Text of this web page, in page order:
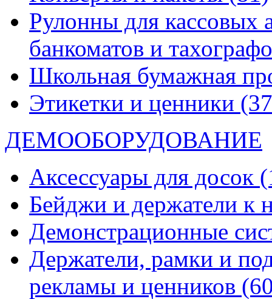
Рулонны для кассовых
банкоматов и
Школьная бумажная
Этикетки и ценники
ДЕМООБОРУДОВАНИЕ
Аксессуары для досок
Бейджи и держатели к
Демонстрационные
Держатели, рамки и
рекламы и ценников